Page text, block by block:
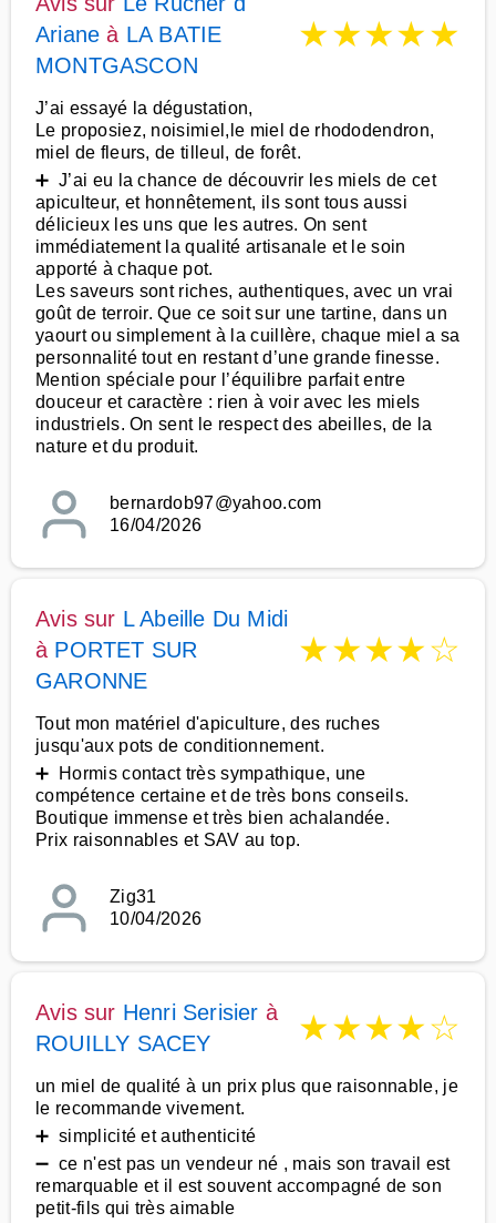
Ariane à LA BATIE
MONTGASCON
★★★★★
J’ai essayé la dégustation,
Le proposiez, noisimiel,le miel de rhododendron,
miel de fleurs, de tilleul, de forêt.
➕ J’ai eu la chance de découvrir les miels de cet
apiculteur, et honnêtement, ils sont tous aussi
délicieux les uns que les autres. On sent
immédiatement la qualité artisanale et le soin
apporté à chaque pot.
Les saveurs sont riches, authentiques, avec un vrai
goût de terroir. Que ce soit sur une tartine, dans un
yaourt ou simplement à la cuillère, chaque miel a sa
personnalité tout en restant d’une grande finesse.
Mention spéciale pour l’équilibre parfait entre
douceur et caractère : rien à voir avec les miels
industriels. On sent le respect des abeilles, de la
nature et du produit.
bernardob97@yahoo.com
16/04/2026
Avis sur L Abeille Du Midi
à PORTET SUR
GARONNE
★★★★☆
Tout mon matériel d'apiculture, des ruches
jusqu'aux pots de conditionnement.
➕ Hormis contact très sympathique, une
compétence certaine et de très bons conseils.
Boutique immense et très bien achalandée.
Prix raisonnables et SAV au top.
Zig31
10/04/2026
Avis sur Henri Serisier à
ROUILLY SACEY
★★★★☆
un miel de qualité à un prix plus que raisonnable, je
le recommande vivement.
➕ simplicité et authenticité
➖ ce n'est pas un vendeur né , mais son travail est
remarquable et il est souvent accompagné de son
petit-fils qui très aimable